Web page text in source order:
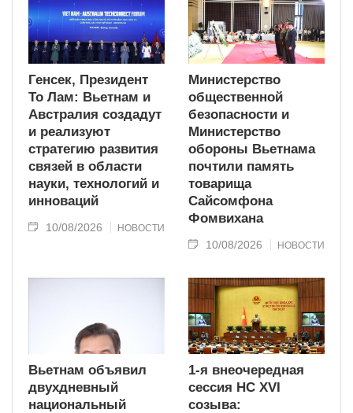
Генсек, Президент
То Лам: Вьетнам и
Австралия создадут
и реализуют
стратегию развития
связей в области
науки, технологий и
инноваций
10/08/2026 НОВОСТИ
Министерство
общественной
безопасности и
Министерство
обороны Вьетнама
почтили память
товарища
Сайсомфона
Фомвихана
10/08/2026 НОВОСТИ
Вьетнам объявил
двухдневный
национальный
1-я внеочередная
сессия НС XVI
созыва: